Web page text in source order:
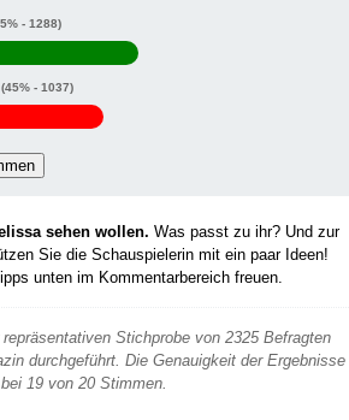
- 1288)
(45% - 1037)
sehen wollen. Was passt zu ihr? Und zur
Sie die Schauspielerin mit ein paar Ideen!
unten im Kommentarbereich freuen.
Stichprobe von 2325 Befragten
durchgeführt. Die Genauigkeit der Ergebnisse
19 von 20 Stimmen.